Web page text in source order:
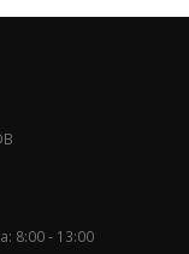
8:00 - 13:00